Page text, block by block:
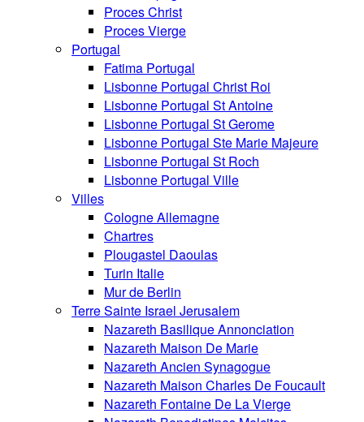
Proces Christ
Proces Vierge
Portugal
Fatima Portugal
Lisbonne Portugal Christ Roi
Lisbonne Portugal St Antoine
Lisbonne Portugal St Gerome
Lisbonne Portugal Ste Marie Majeure
Lisbonne Portugal St Roch
Lisbonne Portugal Ville
Villes
Cologne Allemagne
Chartres
Plougastel Daoulas
Turin Italie
Mur de Berlin
Terre Sainte Israel Jerusalem
Nazareth Basilique Annonciation
Nazareth Maison De Marie
Nazareth Ancien Synagogue
Nazareth Maison Charles De Foucault
Nazareth Fontaine De La Vierge